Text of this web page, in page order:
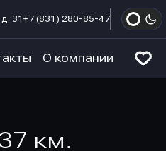
31 +7 (831) 280-85-47
О компании
км.